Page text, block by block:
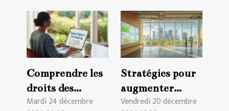
Comprendre les
droits des
consommateurs
Mardi 24 décembre
Stratégies pour
augmenter
l'efficacité
Vendredi 20 décembre